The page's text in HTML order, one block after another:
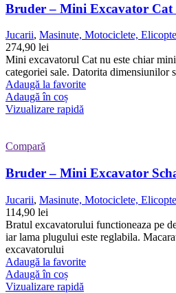
Bruder – Mini Excavator
Jucarii, Masinute, Motociclete,
274,90 lei
Mini excavatorul Cat nu este chiar
categoriei sale. Datorita dimensiunilor
Adaugă la favorite
Adaugă în coș
Vizualizare rapidă
Compară
Bruder – Mini Excavator
Jucarii, Masinute, Motociclete,
114,90 lei
Bratul excavatorului functioneaza pe
iar lama plugului este reglabila.
excavatorului
Adaugă la favorite
Adaugă în coș
Vizualizare rapidă